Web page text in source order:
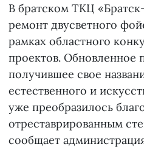
В братском ТКЦ
ремонт двусветного
рамках областного
проектов. Обновленное
получившее свое
естественного и
уже преобразилось
отреставрированным
сообщает